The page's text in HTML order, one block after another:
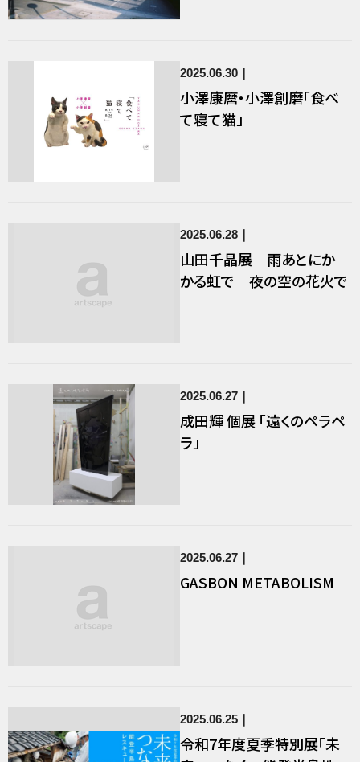
2025.06.30
小澤康麿・小澤創磨「食べ
て寝て猫」
2025.06.28
山田千晶展 雨あとにか
かる虹で 夜の空の花火で
2025.06.27
成田輝 個展 「遠くのペラペ
ラ」
2025.06.27
GASBON METABOLISM
2025.06.25
令和7年度夏季特別展「未